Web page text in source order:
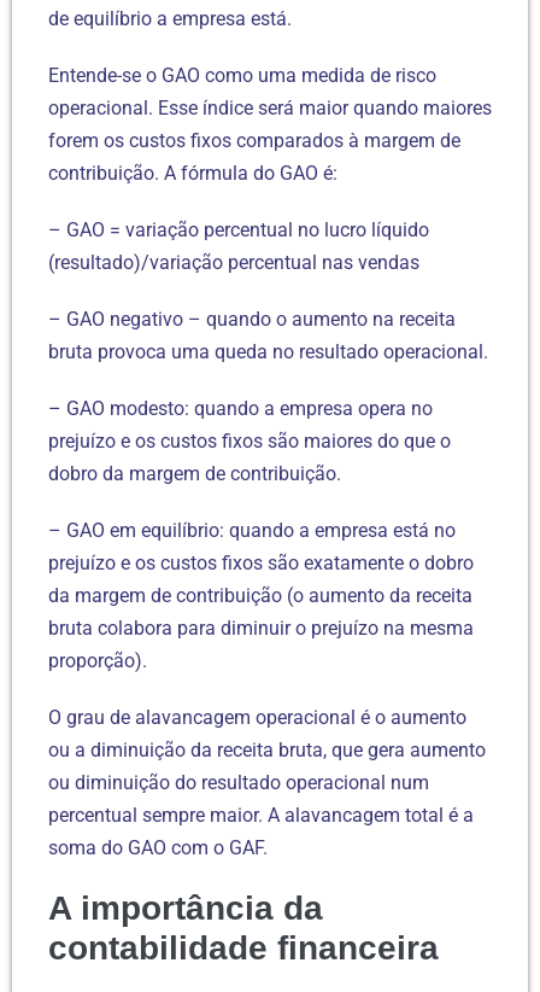
de equilíbrio a empresa está.
Entende-se o GAO como uma medida de risco
operacional. Esse índice será maior quando maiores
forem os custos fixos comparados à margem de
contribuição. A fórmula do GAO é:
– GAO = variação percentual no lucro líquido
(resultado)/variação percentual nas vendas
– GAO negativo – quando o aumento na receita
bruta provoca uma queda no resultado operacional.
– GAO modesto: quando a empresa opera no
prejuízo e os custos fixos são maiores do que o
dobro da margem de contribuição.
– GAO em equilíbrio: quando a empresa está no
prejuízo e os custos fixos são exatamente o dobro
da margem de contribuição (o aumento da receita
bruta colabora para diminuir o prejuízo na mesma
proporção).
O grau de alavancagem operacional é o aumento
ou a diminuição da receita bruta, que gera aumento
ou diminuição do resultado operacional num
percentual sempre maior. A alavancagem total é a
soma do GAO com o GAF.
A importância da
contabilidade financeira